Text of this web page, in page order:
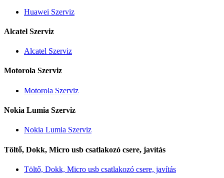
Huawei Szerviz
Alcatel Szerviz
Alcatel Szerviz
Motorola Szerviz
Motorola Szerviz
Nokia Lumia Szerviz
Nokia Lumia Szerviz
Töltő, Dokk, Micro usb csatlakozó csere, javítás
Töltő, Dokk, Micro usb csatlakozó csere, javítás